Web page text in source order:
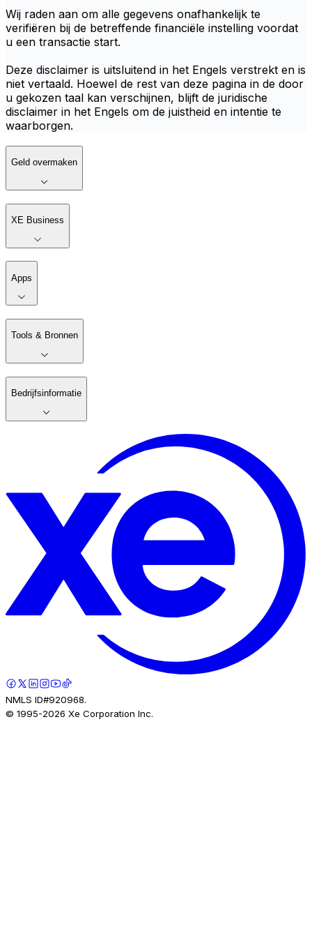
Wij raden aan om alle gegevens onafhankelijk te
verifiëren bij de betreffende financiële instelling voordat
u een transactie start.
Deze disclaimer is uitsluitend in het Engels verstrekt en is
niet vertaald. Hoewel de rest van deze pagina in de door
u gekozen taal kan verschijnen, blijft de juridische
disclaimer in het Engels om de juistheid en intentie te
waarborgen.
Geld overmaken
XE Business
Apps
Tools & Bronnen
Bedrijfsinformatie
NMLS ID#920968.
© 1995-2026 Xe Corporation Inc.